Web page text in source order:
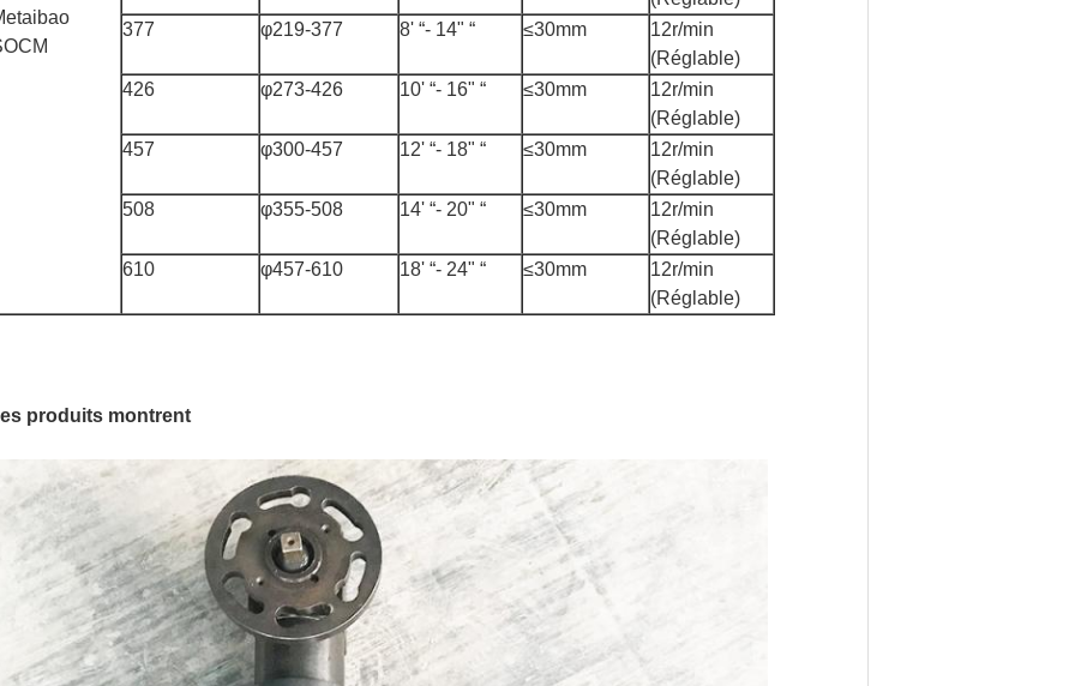
377
φ219-377 8' “- 14" “ ≤30mm
12r/min
(Réglable)
426
φ273-426 10' “- 16" “ ≤30mm
12r/min
(Réglable)
457
φ300-457 12' “- 18" “ ≤30mm
12r/min
(Réglable)
508
φ355-508 14' “- 20" “ ≤30mm
12r/min
(Réglable)
610
φ457-610 18' “- 24" “ ≤30mm
12r/min
(Réglable)
produits montrent